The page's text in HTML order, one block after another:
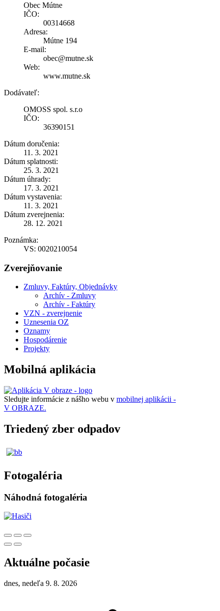
Obec Mútne
IČO:
00314668
Adresa:
Mútne 194
E-mail:
obec@mutne.sk
Web:
www.mutne.sk
Dodávateľ:
OMOSS spol. s.r.o
IČO:
36390151
Dátum doručenia:
11. 3. 2021
Dátum splatnosti:
25. 3. 2021
Dátum úhrady:
17. 3. 2021
Dátum vystavenia:
11. 3. 2021
Dátum zverejnenia:
28. 12. 2021
Poznámka:
VS: 0020210054
Zverejňovanie
Zmluvy, Faktúry, Objednávky
Archív - Zmluvy
Archív - Faktúry
VZN - zverejnenie
Uznesenia OZ
Oznamy
Hospodárenie
Projekty
Mobilná aplikácia
Sledujte informácie z nášho webu v mobilnej aplikácii -
V OBRAZE.
Triedený zber odpadov
Fotogaléria
Náhodná fotogaléria
Aktuálne počasie
dnes, nedeľa 9. 8. 2026